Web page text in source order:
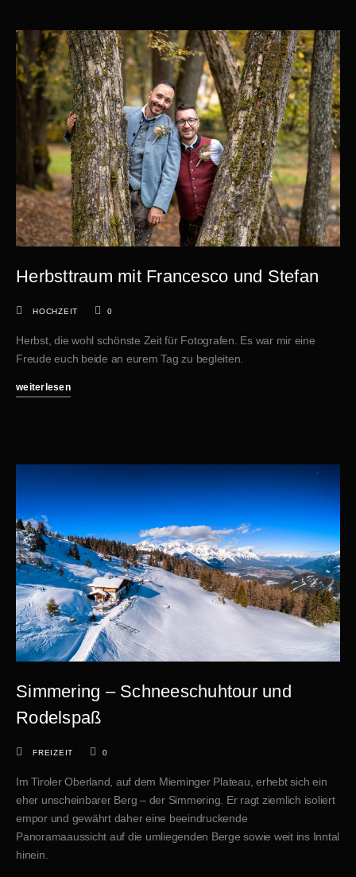
Herbsttraum mit Francesco und Stefan
HOCHZEIT 0
Herbst, die wohl schönste Zeit für Fotografen. Es war mir eine
Freude euch beide an eurem Tag zu begleiten.
weiterlesen
Simmering – Schneeschuhtour und
Rodelspaß
FREIZEIT 0
Im Tiroler Oberland, auf dem Mieminger Plateau, erhebt sich ein
eher unscheinbarer Berg – der Simmering. Er ragt ziemlich isoliert
empor und gewährt daher eine beeindruckende
Panoramaaussicht auf die umliegenden Berge sowie weit ins Inntal
hinein.